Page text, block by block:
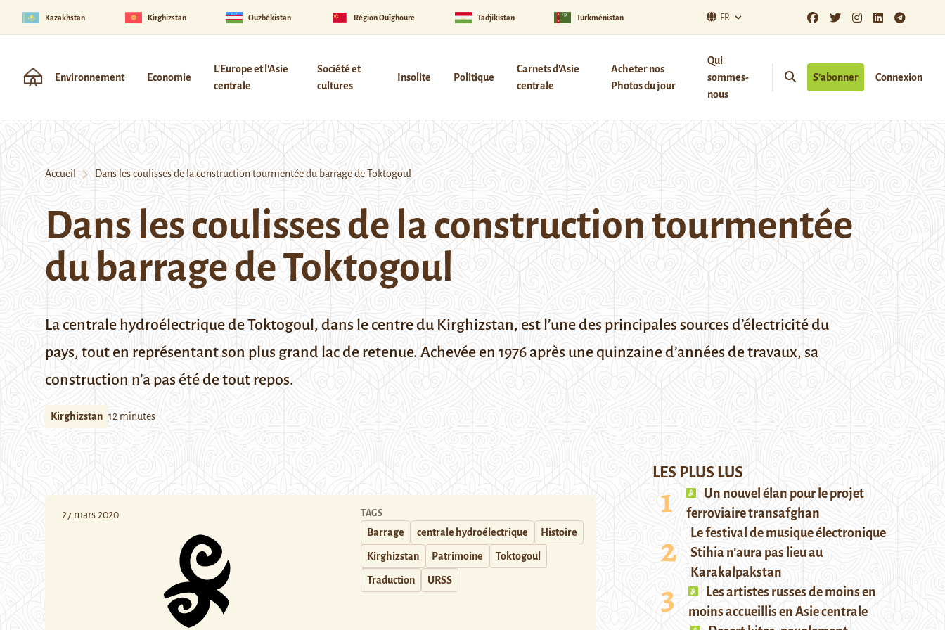
Kazakhstan Kirghizstan Ouzbékistan Région Ouïghoure Tadjikistan Turkménistan FR
Environnement Economie
L'Europe et l'Asie
centrale
Société et
cultures
Insolite Politique
Carnets d’Asie
centrale
Acheter nos
Photos du jour
Qui
sommes-
nous
S’abonner Connexion
Accueil Dans les coulisses de la construction tourmentée du barrage de Toktogoul
Dans les coulisses de la construction tourmentée
du barrage de Toktogoul
La centrale hydroélectrique de Toktogoul, dans le centre du Kirghizstan, est l’une des principales sources d’électricité du
pays, tout en représentant son plus grand lac de retenue. Achevée en 1976 après une quinzaine d’années de travaux, sa
construction n’a pas été de tout repos.
Kirghizstan 12 minutes
27 mars 2020 TAGS
Barrage centrale hydroélectrique Histoire
Kirghizstan Patrimoine Toktogoul
Traduction URSS
LES PLUS LUS
Un nouvel élan pour le projet
ferroviaire transafghan
Le festival de musique électronique
Stihia n’aura pas lieu au
Karakalpakstan
Les artistes russes de moins en
moins accueillis en Asie centrale